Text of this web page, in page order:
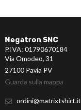
Negatron SNC
P.IVA: 01790670184
Via Omodeo, 31
27100 Pavia PV
Guarda sulla mappa
ordini@matrixtshirt.it